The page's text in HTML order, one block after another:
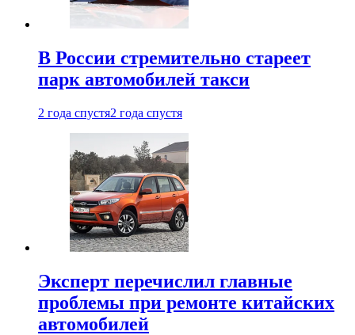
В России стремительно стареет
парк автомобилей такси
2 года спустя2 года спустя
Эксперт перечислил главные
проблемы при ремонте китайских
автомобилей